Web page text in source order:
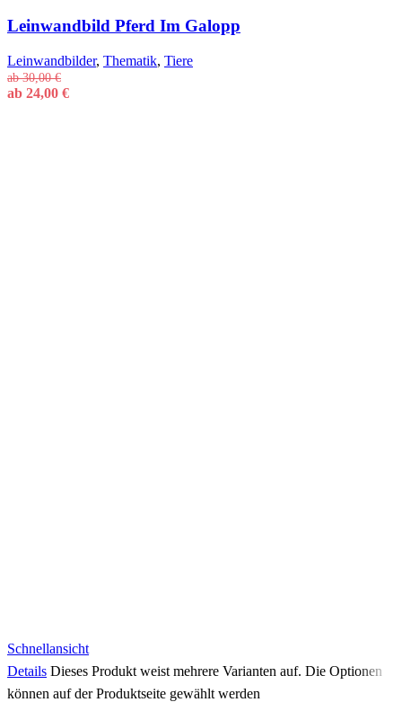
Leinwandbild Pferd Im Galopp
Leinwandbilder, Thematik, Tiere
ab30,00€
ab 24,00 €
Schnellansicht
Details Dieses Produkt weist mehrere Varianten auf. Die Optionen
können auf der Produktseite gewählt werden